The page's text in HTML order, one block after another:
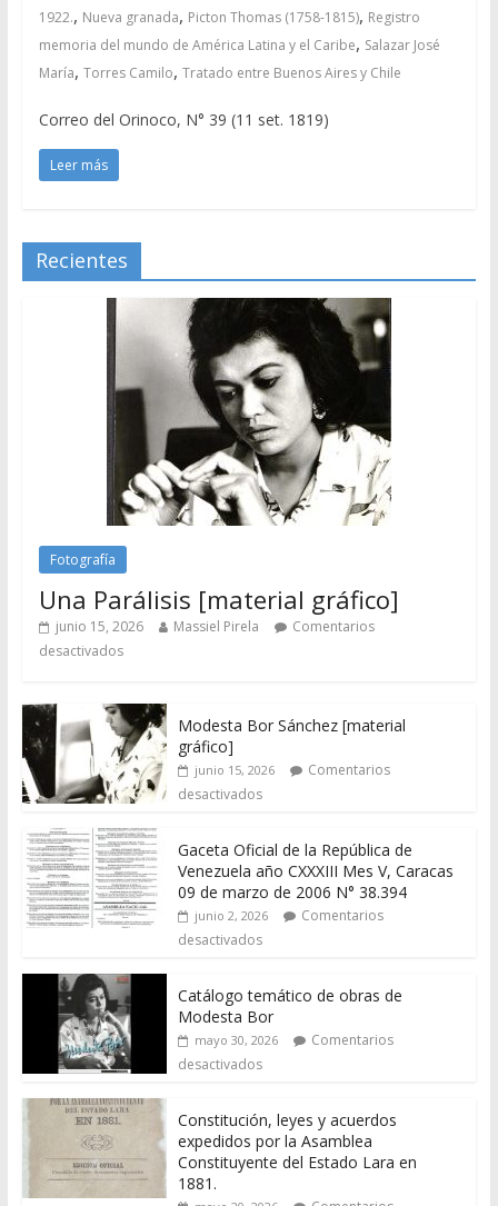
1922., Nueva granada, Picton Thomas (1758-1815), Registro
memoria del mundo de América Latina y el Caribe, Salazar José
María, Torres Camilo, Tratado entre Buenos Aires y Chile
Correo del Orinoco, N° 39 (11 set. 1819)
Leer más
Recientes
Fotografía
Una Parálisis [material gráfico]
junio 15, 2026 Massiel Pirela
Comentarios
desactivados
Modesta Bor Sánchez [material
gráfico]
junio 15, 2026
Comentarios
desactivados
Gaceta Oficial de la República de
Venezuela año CXXXIII Mes V, Caracas
09 de marzo de 2006 N° 38.394
junio 2, 2026
Comentarios
desactivados
Catálogo temático de obras de
Modesta Bor
mayo 30, 2026
Comentarios
desactivados
Constitución, leyes y acuerdos
expedidos por la Asamblea
Constituyente del Estado Lara en
1881.